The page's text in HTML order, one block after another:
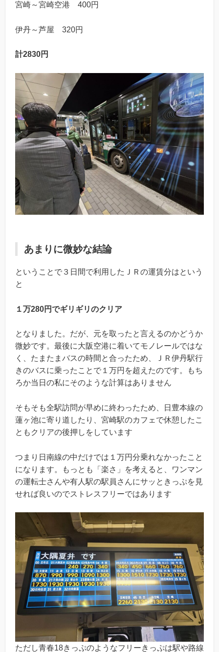
宮崎～宮崎空港 400円
伊丹～芦屋 320円
計2830円
あまりに微妙な結論
ということで３日間で利用したＪＲの運賃分はという
と
１万280円でギリギリのクリア
となりました。だが、元を取ったと言えるのかどうか
微妙です。最後に大阪空港に着いてモノレールではな
く、たまたまバスの時間と合ったため、ＪＲ伊丹駅行
きのバスに乗ったことで１万円を超えたのです。もち
ろか当日の私にそのような計算はありません
そもそも全駅訪問が早めに終わったため、日豊本線の
蓮ヶ池に寄り道したり、宮崎駅のカフェで休憩したこ
ともクリアの後押しをしています
つまり日南線の中だけでは１万円分乗れなかったこと
になります。もっとも「楽さ」を考えると、ワンマン
の運転士さんや有人駅の駅員さんにサッときっぷを見
せれば良いのでストレスフリーではあります
ただし青春18きっぷのようなフリーきっぷは駅や路線